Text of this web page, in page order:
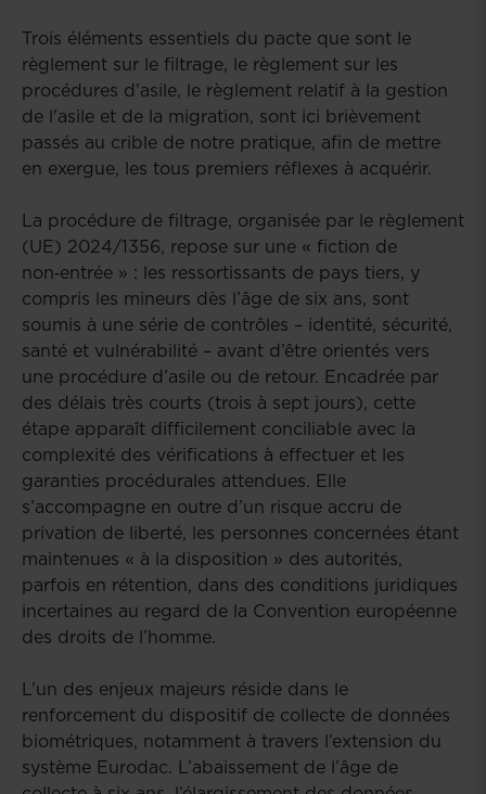
Trois éléments essentiels du pacte que sont le
règlement sur le filtrage, le règlement sur les
procédures d’asile, le règlement relatif à la gestion
de l'asile et de la migration, sont ici brièvement
passés au crible de notre pratique, afin de mettre
en exergue, les tous premiers réflexes à acquérir.
La procédure de filtrage, organisée par le règlement
(UE) 2024/1356, repose sur une « fiction de
non‑entrée » : les ressortissants de pays tiers, y
compris les mineurs dès l’âge de six ans, sont
soumis à une série de contrôles – identité, sécurité,
santé et vulnérabilité – avant d’être orientés vers
une procédure d’asile ou de retour. Encadrée par
des délais très courts (trois à sept jours), cette
étape apparaît difficilement conciliable avec la
complexité des vérifications à effectuer et les
garanties procédurales attendues. Elle
s’accompagne en outre d’un risque accru de
privation de liberté, les personnes concernées étant
maintenues « à la disposition » des autorités,
parfois en rétention, dans des conditions juridiques
incertaines au regard de la Convention européenne
des droits de l’homme.
L’un des enjeux majeurs réside dans le
renforcement du dispositif de collecte de données
biométriques, notamment à travers l’extension du
système Eurodac. L’abaissement de l’âge de